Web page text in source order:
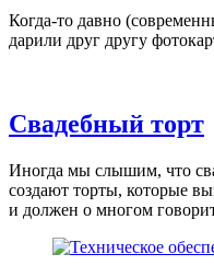
Когда-то давно
дарили друг другу
Свадебный торт
Иногда мы слышим, что
создают торты, которые
и должен о многом